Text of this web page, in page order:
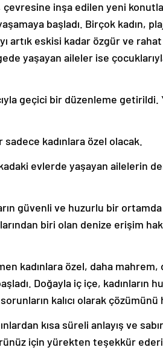
çevresine inşa edilen yeni
başladı. Birçok kadın,
artık eskisi kadar özgür ve
yaşayan aileler ise
geçici bir düzenleme getirildi.
sadece kadınlara özel olacak.
evlerde yaşayan ailelerin
güvenli ve huzurlu bir
biri olan denize erişim
kadınlara özel, daha mahrem,
Doğayla iç içe, kadınların
kalıcı olarak
kısa süreli anlayış ve
için yürekten teşekkür